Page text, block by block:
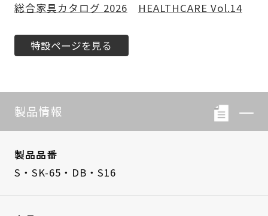
総合家具カタログ 2026 HEALTHCARE Vol.14
特設ページを見る
製品情報
製品品番
S・SK-65・DB・S16